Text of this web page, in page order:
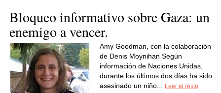
Bloqueo informativo sobre Gaza: un
enemigo a vencer.
Amy Goodman, con la colaboración
de Denis Moynihan Según
información de Naciones Unidas,
durante los últimos dos días ha sido
asesinado un niño...
Leer el resto